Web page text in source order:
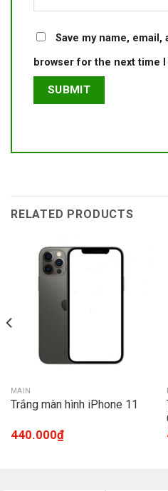
Save my name,
browser for the next time
RELATED PRODUCTS
MAIN
Trắng màn hình iPhone 11
440.000₫